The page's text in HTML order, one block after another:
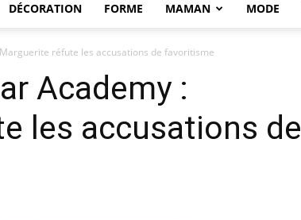
DÉCORATION FORME MAMAN MODE
réfute les accusations de favoritisme
Academy :
les accusations de